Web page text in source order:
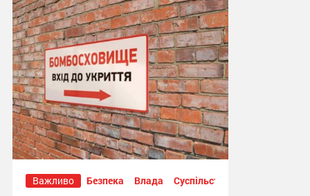
15:36, 7.08.2026
Важливо Безпека Влада Суспільство